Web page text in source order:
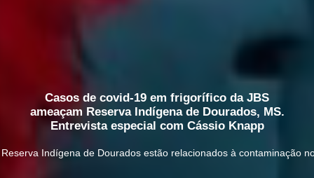
Casos de covid-19 em frigorífico da JBS
ameaçam Reserva Indígena de Dourados, MS.
Entrevista especial com Cássio Knapp
Indígena de Dourados estão relacionados à contaminação